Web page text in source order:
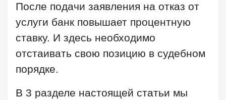
После подачи заявления на отказ от
услуги банк повышает процентную
ставку. И здесь необходимо
отстаивать свою позицию в судебном
порядке.
В 3 разделе настоящей статьи мы